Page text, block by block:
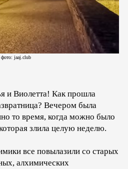
фото: jaaj.club
и Виолетта! Как прошла
Вечером была
то время, когда можно было
злила целую неделю.
все повылазили со старых
алхимических